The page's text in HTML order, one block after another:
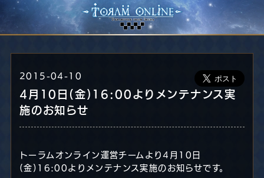
2015-04-10
4月10日(金)16:00よりメンテナンス実
施のお知らせ
トーラムオンライン運営チームより4月10日
(金)16:00よりメンテナンス実施のお知らせです。